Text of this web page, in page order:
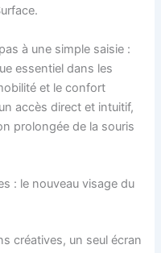
à une simple saisie :
essentiel dans les
et le confort
accès direct et intuitif,
prolongée de la souris
: le nouveau visage du
créatives, un seul écran